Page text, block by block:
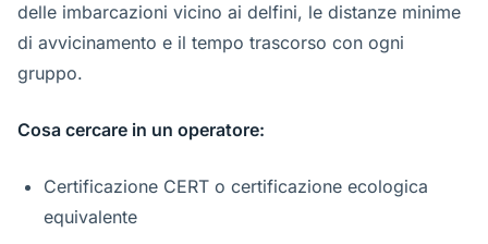
delle imbarcazioni vicino ai delfini, le distanze minime
di avvicinamento e il tempo trascorso con ogni
gruppo.
Cosa cercare in un operatore:
Certificazione CERT o certificazione ecologica
equivalente